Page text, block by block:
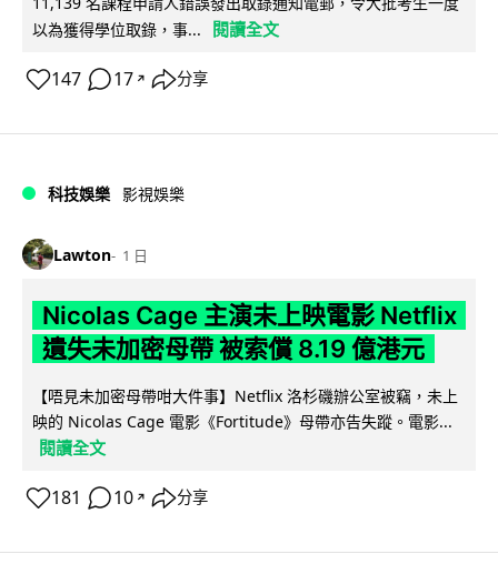
以為獲得學位取錄，事...
閱讀全文
147 17 ↗ 分享
科技娛樂 影視娛樂
Lawton 1 日
Nicolas Cage 主演未上映電影 Netflix
遺失未加密母帶 被索償 8.19 億港元
【唔見未加密母帶咁大件事】Netflix 洛杉磯辦公室被竊，未上
映的 Nicolas Cage 電影《Fortitude》母帶亦告失蹤。電影...
閱讀全文
181 10 ↗ 分享